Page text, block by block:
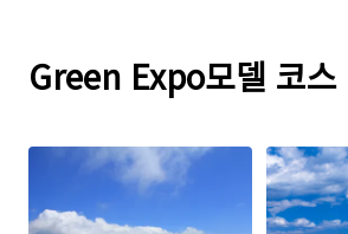
Green Expo모델 코스